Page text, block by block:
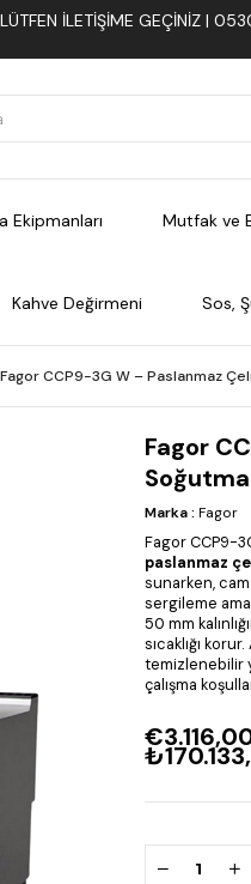
ILETIŞIME GEÇINIZ |
Ekipmanları Mutfak ve
Kahve Değirmeni Sos,
Fagor CCP9-3G W – Paslanmaz
Fagor
Marka: Fagor
Fagor CCP9-
paslanmaz
sunarken,
sergileme
50 mm
sıcaklığı
temizlenebilir
çalışma